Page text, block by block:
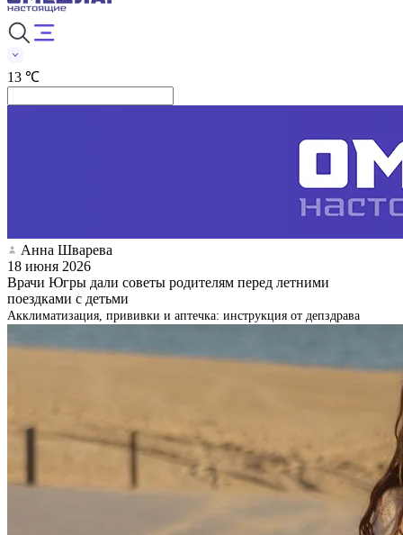
13 ℃
Анна Шварева
18 июня 2026
Врачи Югры дали советы родителям перед летними
поездками с детьми
Акклиматизация, прививки и аптечка: инструкция от депздрава